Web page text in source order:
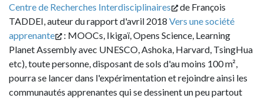
Centre de Recherches Interdisciplinaires
de François
TADDEI, auteur du rapport d'avril 2018 Vers une société
apprenante
: MOOCs, Ikigaï, Opens Science, Learning
Planet Assembly avec UNESCO, Ashoka, Harvard, TsingHua
etc), toute personne, disposant de sols d'au moins 100 m²,
pourra se lancer dans l'expérimentation et rejoindre ainsi les
communautés apprenantes qui se dessinent un peu partout